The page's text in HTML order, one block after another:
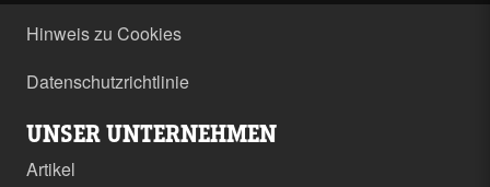
Hinweis zu Cookies
Datenschutzrichtlinie
UNSER UNTERNEHMEN
Artikel